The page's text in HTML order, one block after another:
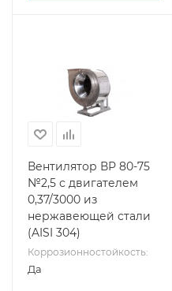
Вентилятор ВР 80-75
№2,5 с двигателем
0,37/3000 из
нержавеющей стали
(AISI 304)
Коррозионностойкость:
Да